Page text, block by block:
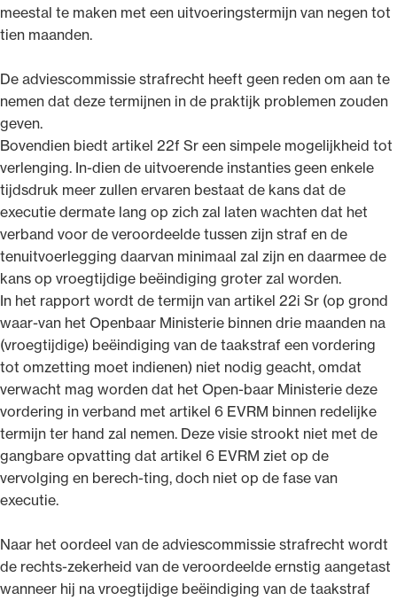
meestal te maken met een uitvoeringstermijn van negen tot
tien maanden.
De adviescommissie strafrecht heeft geen reden om aan te
nemen dat deze termijnen in de praktijk problemen zouden
geven.
Bovendien biedt artikel 22f Sr een simpele mogelijkheid tot
verlenging. In-dien de uitvoerende instanties geen enkele
tijdsdruk meer zullen ervaren bestaat de kans dat de
executie dermate lang op zich zal laten wachten dat het
verband voor de veroordeelde tussen zijn straf en de
tenuitvoerlegging daarvan minimaal zal zijn en daarmee de
kans op vroegtijdige beëindiging groter zal worden.
In het rapport wordt de termijn van artikel 22i Sr (op grond
waar-van het Openbaar Ministerie binnen drie maanden na
(vroegtijdige) beëindiging van de taakstraf een vordering
tot omzetting moet indienen) niet nodig geacht, omdat
verwacht mag worden dat het Open-baar Ministerie deze
vordering in verband met artikel 6 EVRM binnen redelijke
termijn ter hand zal nemen. Deze visie strookt niet met de
gangbare opvatting dat artikel 6 EVRM ziet op de
vervolging en berech-ting, doch niet op de fase van
executie.
Naar het oordeel van de adviescommissie strafrecht wordt
de rechts-zekerheid van de veroordeelde ernstig aangetast
wanneer hij na vroegtijdige beëindiging van de taakstraf